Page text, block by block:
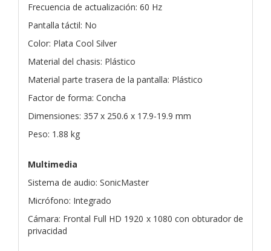
Frecuencia de actualización: 60 Hz
Pantalla táctil: No
Color: Plata Cool Silver
Material del chasis: Plástico
Material parte trasera de la pantalla: Plástico
Factor de forma: Concha
Dimensiones: 357 x 250.6 x 17.9-19.9 mm
Peso: 1.88 kg
Multimedia
Sistema de audio: SonicMaster
Micrófono: Integrado
Cámara: Frontal Full HD 1920 x 1080 con obturador de
privacidad